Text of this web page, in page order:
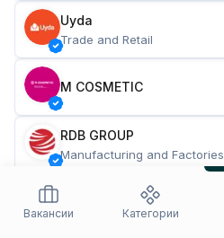
Uyda
Trade and Retail
M COSMETIC
RDB GROUP
Manufacturing and Factories
Restaurants and Fast Food
Вакансии
Категории